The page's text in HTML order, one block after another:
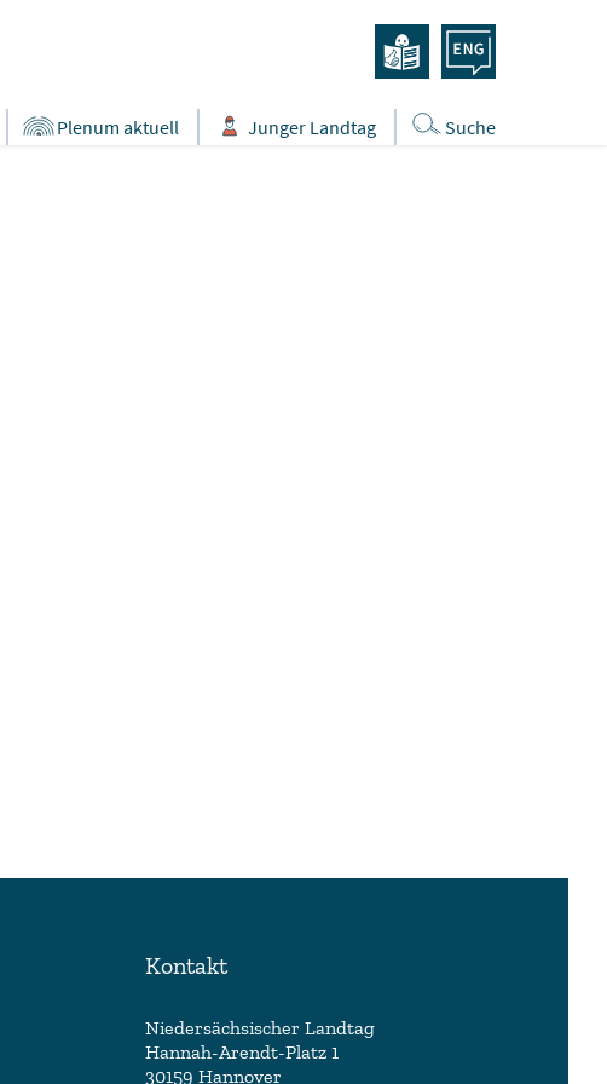
Plenum aktuell Junger Landtag Suche
Kontakt
Niedersächsischer Landtag
Hannah-Arendt-Platz 1
30159 Hannover